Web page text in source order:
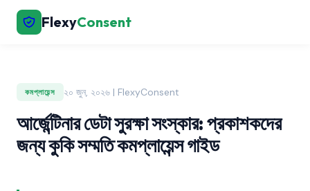
FlexyConsent
কমপ্লায়েন্স ২০ জুন, ২০২৬ | FlexyConsent
আর্জেন্টিনার ডেটা সুরক্ষা সংস্কার: প্রকাশকদের
জন্য কুকি সম্মতি কমপ্লায়েন্স গাইড